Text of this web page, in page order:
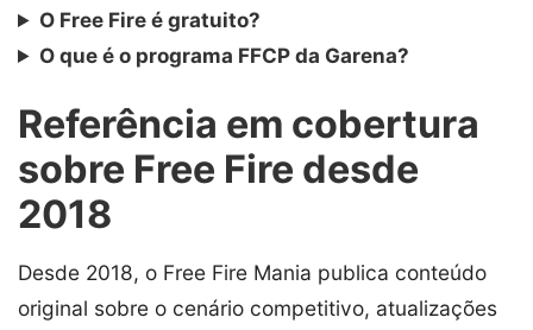
O Free Fire é gratuito?
O que é o programa FFCP da Garena?
Referência em cobertura
sobre Free Fire desde
2018
Desde 2018, o Free Fire Mania publica conteúdo
original sobre o cenário competitivo, atualizações